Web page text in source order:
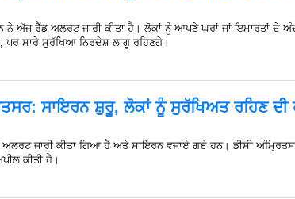
ਨੇ ਅੱਜ ਰੈੱਡ ਅਲਰਟ ਜਾਰੀ ਕੀਤਾ ਹੈ। ਲੋਕਾਂ ਨੂੰ ਆਪਣੇ ਘਰਾਂ ਜਾਂ ਇਮਾਰਤਾਂ
ਪਰ ਸਾਰੇ ਸੁਰੱਖਿਆ ਨਿਰਦੇਸ਼ ਲਾਗੂ ਰਹਿਣਗੇ।
ਸਾਇਰਨ ਸ਼ੁਰੂ, ਲੋਕਾਂ ਨੂੰ ਸੁਰੱਖਿਅਤ ਰਹਿਣ ਦੀ
ਅਲਰਟ ਜਾਰੀ ਕੀਤਾ ਗਿਆ ਹੈ ਅਤੇ ਸਾਇਰਨ ਵਜਾਏ ਗਏ ਹਨ। ਡੀਸੀ
ਕੀਤੀ ਹੈ।